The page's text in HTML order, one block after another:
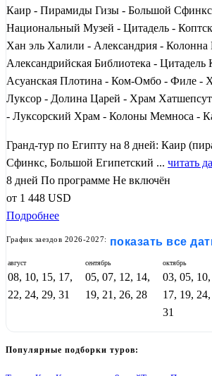
Каир - Пирамиды Гизы - Большой Сфинкс
Национальный Музей - Цитадель -
Хан эль Халили - Александрия -
Александрийская Библиотека - Цитадель
Асуанская Плотина - Ком-Омбо - Филе -
Луксор - Долина Царей - Храм
- Луксорский Храм - Колоны Мемноса -
Гранд-тур по Египту на 8 дней: Каир
Сфинкс, Большой Египетский ... читать
8 дней По программе Не включён
от 1 448 USD
Подробнее
График заездов 2026-2027: показать все
август
08, 10, 15, 17,
22, 24, 29, 31
сентябрь
05, 07, 12, 14,
19, 21, 26, 28
октябрь
03, 05,
17, 19,
31
Популярные подборки туров: